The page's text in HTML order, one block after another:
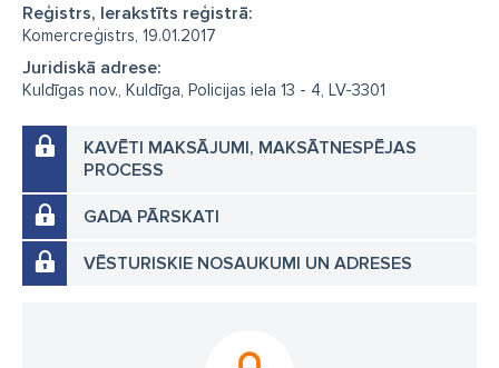
Reģistrs, Ierakstīts reģistrā:
Komercreģistrs, 19.01.2017
Juridiskā adrese:
Kuldīgas nov., Kuldīga, Policijas iela 13 - 4, LV-3301
KAVĒTI MAKSĀJUMI, MAKSĀTNESPĒJAS
PROCESS
GADA PĀRSKATI
VĒSTURISKIE NOSAUKUMI UN ADRESES